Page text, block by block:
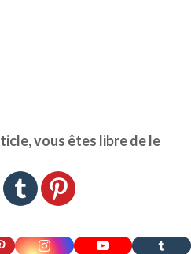
vous êtes libre de le